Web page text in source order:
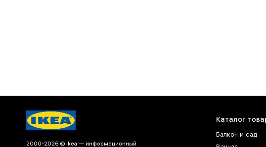
2000-2026 © Ikea — информационный
Каталог
Балкон и сад